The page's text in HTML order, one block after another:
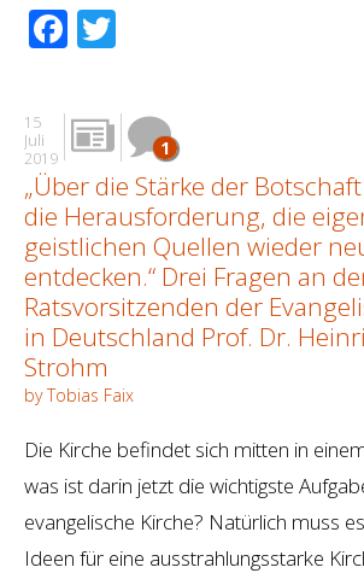
Facebook
15
Juli
2019
1
„Über die Stärke der
die Herausforderung, die
geistlichen Quellen wieder
entdecken.“ Drei Fragen an
Ratsvorsitzenden der
in Deutschland Prof. Dr.
Strohm
by Tobias Faix
Die Kirche befindet sich mitten in
was ist darin jetzt die wichtigste
evangelische Kirche? Natürlich muss
Ideen für eine ausstrahlungsstarke